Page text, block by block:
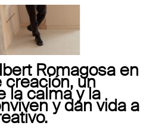
Romagosa en
un
la calma y la
y dan vida a